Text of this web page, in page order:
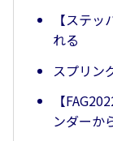
【ステ
れる
スプリン
【
ンダーか